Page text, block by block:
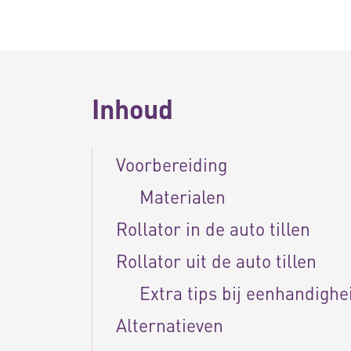
Inhoud
Voorbereiding
Materialen
Rollator in de auto tillen
Rollator uit de auto tillen
Extra tips bij
Alternatieven